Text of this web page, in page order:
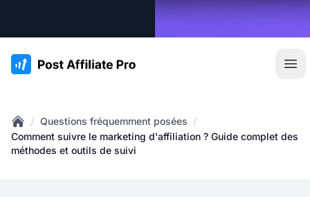
:site.title
Home
/ Questions fréquemment posées /
Comment suivre le marketing d'affiliation ? Guide complet des
méthodes et outils de suivi